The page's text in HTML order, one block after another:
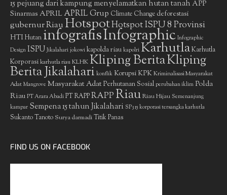
15 pejuang dari kampung menyelamatkan hutan tanah APP
Sinarmas APRIL APRIL Grup Climate Change deforestasi
gubernur RiauHotspotHotspot ISPU 8 Provinsi
HTIHutan infografisInfographic Infographic
Design ISPU Jikalahari jokowi kapolda riau kapolri KarhutlaKarhutla
Korporasikarhutla riauKLHKKliping BeritaKliping
Berita Jikalahari konflik Korupsi KPKKriminalisasi Masyarakat
Adat Mangrove Masyarakat AdatPerhutanan Sosial perubahan iklim Polda
Riau PT Arara Abadi PT RAPPRAPPRiauRiau Hijau Semenanjung
kampar Sempena 15 tahun Jikalahari SP3 15 korporasi tersangka karhutla
Sukanto Tanoto Surya darmadiTitik Panas
FIND US ON FACEBOOK